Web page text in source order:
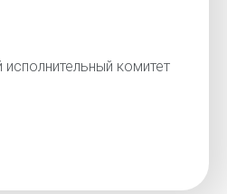
комитет